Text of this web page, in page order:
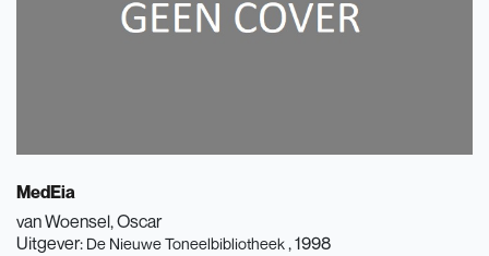
MedEia
van Woensel, Oscar
Uitgever: De Nieuwe Toneelbibliotheek, 1998